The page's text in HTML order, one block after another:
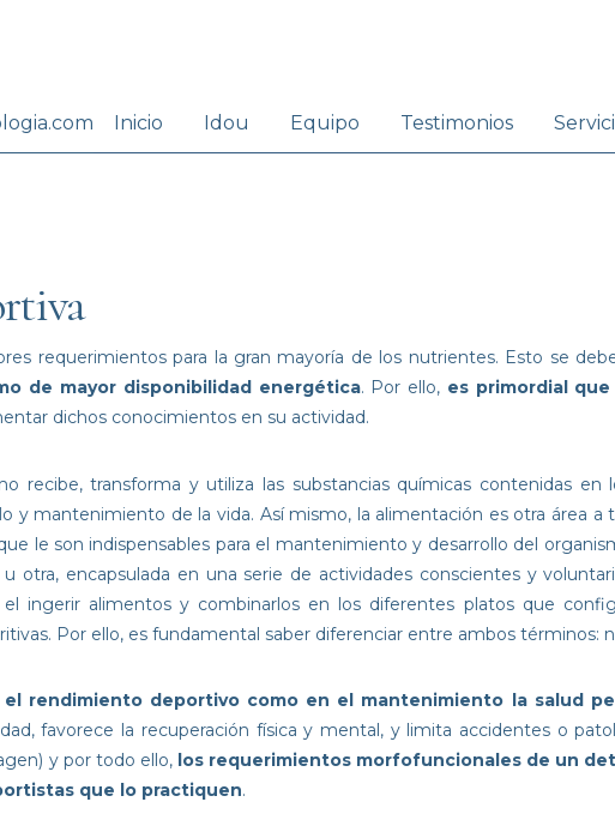
Inicio Idou Equipo Testimonios
requerimientos para la gran mayoría de los nutrientes. Esto se
de mayor disponibilidad energética. Por ello, es primordial
dichos conocimientos en su actividad.
recibe, transforma y utiliza las substancias químicas contenidas en
y mantenimiento de la vida. Así mismo, la alimentación es otra área
le son indispensables para el mantenimiento y desarrollo del
otra, encapsulada en una serie de actividades conscientes y
ingerir alimentos y combinarlos en los diferentes platos que
Por ello, es fundamental saber diferenciar entre ambos términos:
rendimiento deportivo como en el mantenimiento la salud
favorece la recuperación física y mental, y limita accidentes o
y por todo ello, los requerimientos morfofuncionales de un
que lo practiquen.